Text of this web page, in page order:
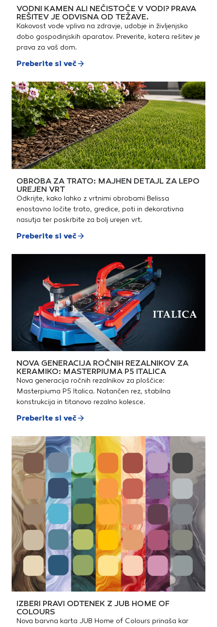
VODNI KAMEN ALI NEČISTOČE V VODI? PRAVA
REŠITEV JE ODVISNA OD TEŽAVE.
Kakovost vode vpliva na zdravje, udobje in življenjsko
dobo gospodinjskih aparatov. Preverite, katera rešitev je
prava za vaš dom.
Preberite si več
OBROBA ZA TRATO: MAJHEN DETAJL ZA LEPO
UREJEN VRT
Odkrijte, kako lahko z vrtnimi obrobami Belissa
enostavno ločite trato, gredice, poti in dekorativna
nasutja ter poskrbite za bolj urejen vrt.
Preberite si več
NOVA GENERACIJA ROČNIH REZALNIKOV ZA
KERAMIKO: MASTERPIUMA P5 ITALICA
Nova generacija ročnih rezalnikov za ploščice:
Masterpiuma P5 Italica. Natančen rez, stabilna
konstrukcija in titanovo rezalno kolesce.
Preberite si več
IZBERI PRAVI ODTENEK Z JUB HOME OF
COLOURS
Nova barvna karta JUB Home of Colours prinaša kar